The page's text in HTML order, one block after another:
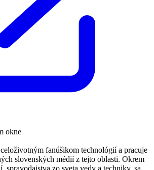
okne
celoživotným fanúšikom technológií a pracuje
slovenských médií z tejto oblasti. Okrem